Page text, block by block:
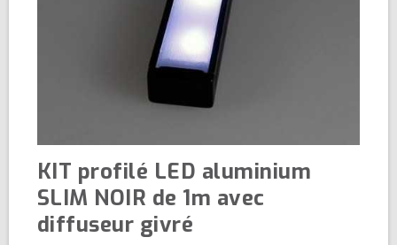
KIT profilé LED aluminium
SLIM NOIR de 1m avec
diffuseur givré